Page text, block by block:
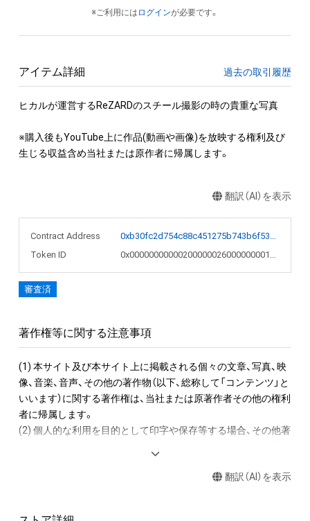
※ご利用には ログインが必要です。
アイテム詳細 過去の取引履歴
ヒカルが運営するReZARDのスチール撮影の時の貴重な写真
※購入後もYouTube上に作品(動画や画像)を放映する権利及び
生じる収益含め当社または原作者に帰属します。
翻訳（AI）を表示
Contract Address
0xb30fc2d754c88c451275b743b6f530f19f643683
Token ID
0x000000000002000000260000000017bf
審査済
著作権等に関する注意事項
(1) 本サイト及び本サイト上に掲載される個々の文章、写真、映
像、音楽、音声、その他の著作物（以下、総称して「コンテンツ」と
いいます）に関する著作権は、当社または原著作者その他の権利
者に帰属します。
(2) 個人的な利用を目的として印字や保存等する場合、その他著
信、改変、切除、お客様のウェブサイトへの転載等する行為は著
翻訳（AI）を表示